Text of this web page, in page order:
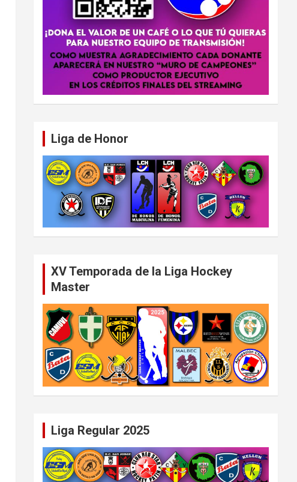
Liga de Honor
XV Temporada de la Liga Hockey
Master
Liga Regular 2025